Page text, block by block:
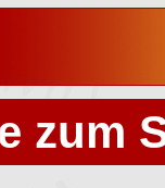
zum